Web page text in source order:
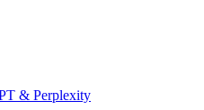
& Perplexity